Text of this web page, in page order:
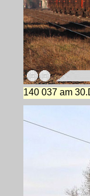
140 037 am